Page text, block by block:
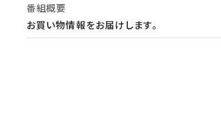
番組概要
お買い物情報をお届けします。